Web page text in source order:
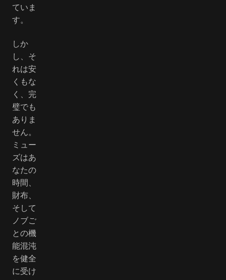
ていま
す。
しか
し、そ
れは安
くもな
く、完
璧でも
ありま
せん。
ミュー
ズはあ
なたの
時間、
財布、
そして
ノブご
との機
能混沌
を健全
に受け